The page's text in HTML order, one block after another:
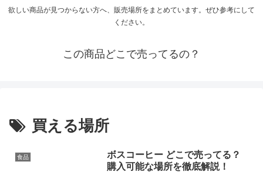
欲しい商品が見つからない方へ、販売場所をまとめています。ぜひ参考にして
ください。
この商品どこで売ってるの？
買える場所
食品
ボスコーヒー どこで売ってる？
購入可能な場所を徹底解説！